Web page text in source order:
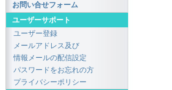
お問い合せフォーム
ユーザーサポート
ユーザー登録
メールアドレス及び
情報メールの配信設定
パスワードをお忘れの方
プライバシーポリシー